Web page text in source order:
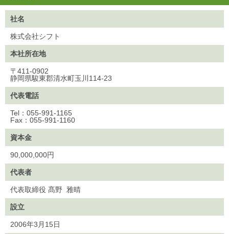
社名
株式会社シフト
本社所在地
〒411-0902
静岡県駿東郡清水町玉川114-23
代表電話
Tel：055-991-1165
Fax：055-991-1160
資本金
90,000,000円
代表者
代表取締役 髙野 雅晴
設立
2006年3月15日